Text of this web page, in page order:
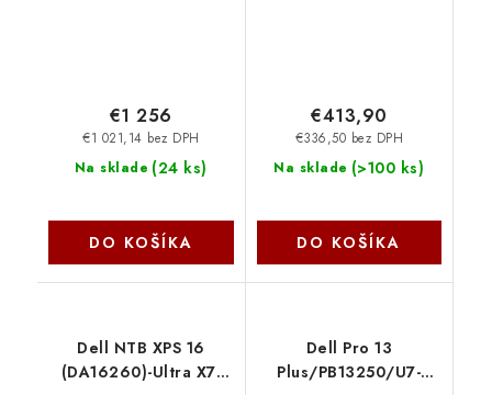
Na sklade (24 ks)
€1 021,14 bez DPH
€1 256
DO KOŠÍKA
Na sklade (>100 ks)
€336,50 bez DPH
€413,90
DO KOŠÍKA
Dell NTB XPS 16
(DA16260)-Ultra X7-
Dell Pro 13
Plus/PB13250/U7-